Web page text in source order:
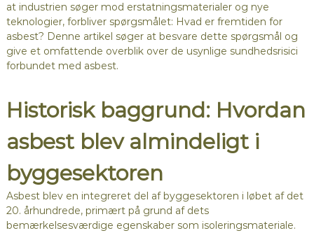
at industrien søger mod erstatningsmaterialer og nye
teknologier, forbliver spørgsmålet: Hvad er fremtiden for
asbest? Denne artikel søger at besvare dette spørgsmål og
give et omfattende overblik over de usynlige sundhedsrisici
forbundet med asbest.
Historisk baggrund: Hvordan
asbest blev almindeligt i
byggesektoren
Asbest blev en integreret del af byggesektoren i løbet af det
20. århundrede, primært på grund af dets
bemærkelsesværdige egenskaber som isoleringsmateriale.